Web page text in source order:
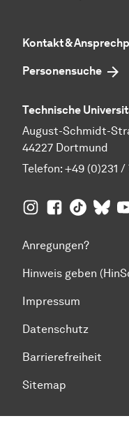
Kontakt &
Personensuche
Technische
August-Schmidt-
44227 Dortmund
Telefon: +49 (0)231 /
TU Dortmund auf
TU TU TU
Anregungen?
Hinweis geben
Impressum
Datenschutz
Barrierefreiheit
Sitemap